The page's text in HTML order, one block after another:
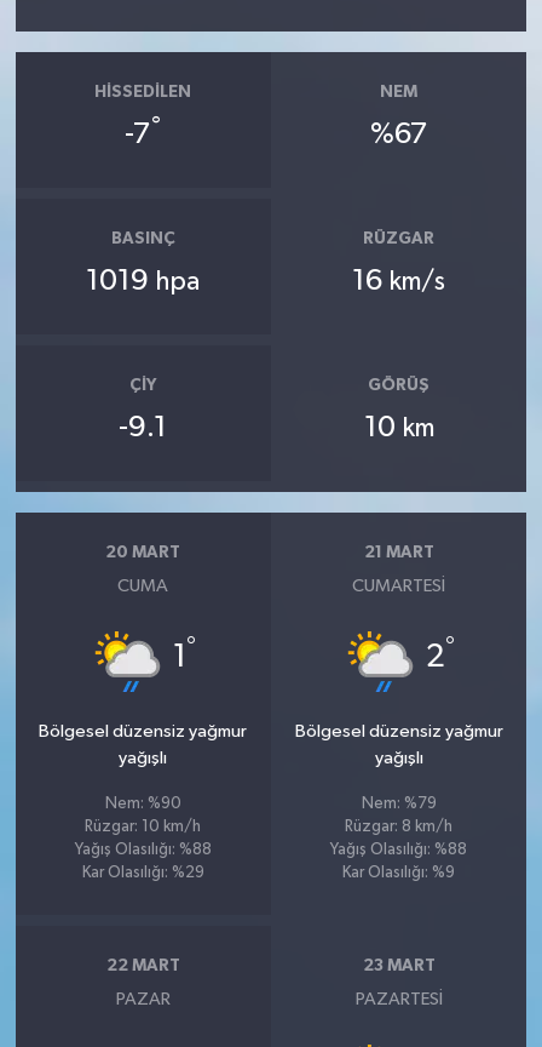
HISSEDILEN
-7°
NEM
%67
BASINÇ
1019 hpa
RÜZGAR
16 km/s
ÇIY
-9.1
GÖRÜŞ
10 km
20 MART
CUMA
1 °
Bölgesel düzensiz yağmur
yağışlı
Nem: %90
Rüzgar: 10 km/h
Yağış Olasılığı: %88
Kar Olasılığı: %29
21 MART
CUMARTESI
2°
Bölgesel düzensiz yağmur
yağışlı
Nem: %79
Rüzgar: 8 km/h
Yağış Olasılığı: %88
Kar Olasılığı: %9
22 MART
PAZAR
23 MART
PAZARTESI